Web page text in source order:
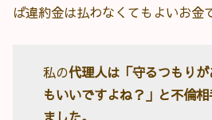
ば違約金は払わなくてもよいお金
私の代理人は「守るつもり
もいいですよね？」と不倫